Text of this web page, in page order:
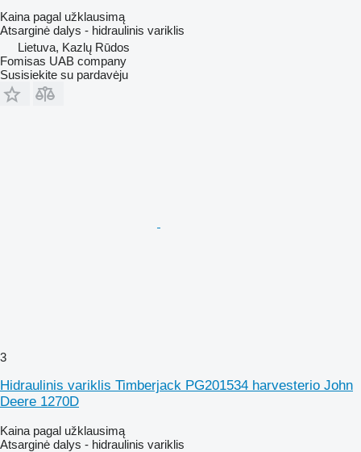
Kaina pagal užklausimą
Atsarginė dalys - hidraulinis variklis
Lietuva, Kazlų Rūdos
Fomisas UAB company
Susisiekite su pardavėju
3
Hidraulinis variklis Timberjack PG201534 harvesterio John
Deere 1270D
Kaina pagal užklausimą
Atsarginė dalys - hidraulinis variklis